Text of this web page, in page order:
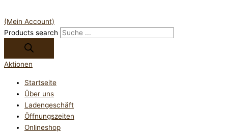
(Mein Account)
Products search
Aktionen
Startseite
Über uns
Ladengeschäft
Öffnungszeiten
Onlineshop